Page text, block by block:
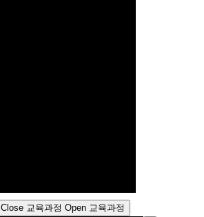
Close 교육과정 Open 교육과정